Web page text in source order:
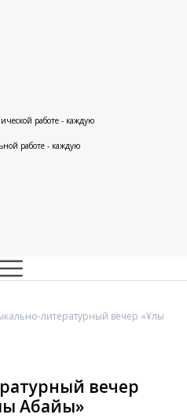
работе - каждую
работе - каждую
литературный вечер «Ұлы
вечер
Абайы»